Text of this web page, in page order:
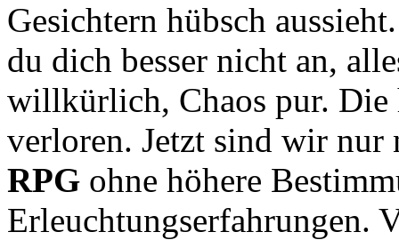
Gesichtern hübsch
du dich besser nicht an,
willkürlich, Chaos pur. Die
verloren. Jetzt sind wir nur
RPG ohne höhere
Erleuchtungserfahrungen.